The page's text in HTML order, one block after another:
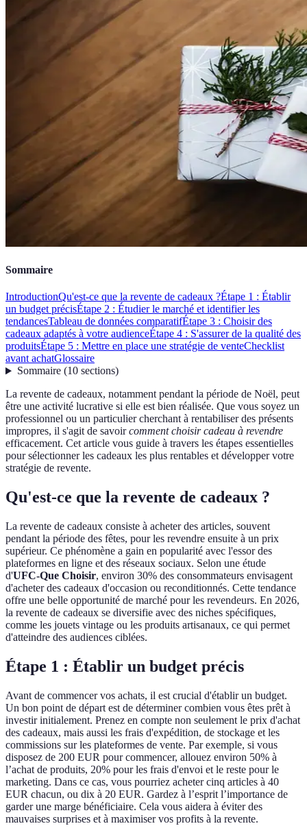
Sommaire
IntroductionQu'est-ce que la revente de cadeaux ?Étape 1 : Établir
un budget précisÉtape 2 : Étudier le marché et identifier les
tendancesTableau de données comparatifÉtape 3 : Choisir des
cadeaux adaptés à votre audienceÉtape 4 : S'assurer de la qualité des
produitsÉtape 5 : Mettre en place une stratégie de venteChecklist
avant achatGlossaire
Sommaire(10 sections)
La revente de cadeaux, notamment pendant la période de Noël, peut
être une activité lucrative si elle est bien réalisée. Que vous soyez un
professionnel ou un particulier cherchant à rentabiliser des présents
impropres, il s'agit de savoircomment choisir cadeau à revendre
efficacement. Cet article vous guide à travers les étapes essentielles
pour sélectionner les cadeaux les plus rentables et développer votre
stratégie de revente.
Qu'est-ce que la revente de cadeaux ?
La revente de cadeaux consiste à acheter des articles, souvent
pendant la période des fêtes, pour les revendre ensuite à un prix
supérieur. Ce phénomène a gain en popularité avec l'essor des
plateformes en ligne et des réseaux sociaux. Selon une étude
d'UFC-Que Choisir, environ 30% des consommateurs envisagent
d'acheter des cadeaux d'occasion ou reconditionnés. Cette tendance
offre une belle opportunité de marché pour les revendeurs. En 2026,
la revente de cadeaux se diversifie avec des niches spécifiques,
comme les jouets vintage ou les produits artisanaux, ce qui permet
d'atteindre des audiences ciblées.
Étape 1 : Établir un budget précis
Avant de commencer vos achats, il est crucial d'établir un budget.
Un bon point de départ est de déterminer combien vous êtes prêt à
investir initialement. Prenez en compte non seulement le prix d'achat
des cadeaux, mais aussi les frais d'expédition, de stockage et les
commissions sur les plateformes de vente. Par exemple, si vous
disposez de 200 EUR pour commencer, allouez environ 50% à
l’achat de produits, 20% pour les frais d'envoi et le reste pour le
marketing. Dans ce cas, vous pourriez acheter cinq articles à 40
EUR chacun, ou dix à 20 EUR. Gardez à l’esprit l’importance de
garder une marge bénéficiaire. Cela vous aidera à éviter des
mauvaises surprises et à maximiser vos profits à la revente.